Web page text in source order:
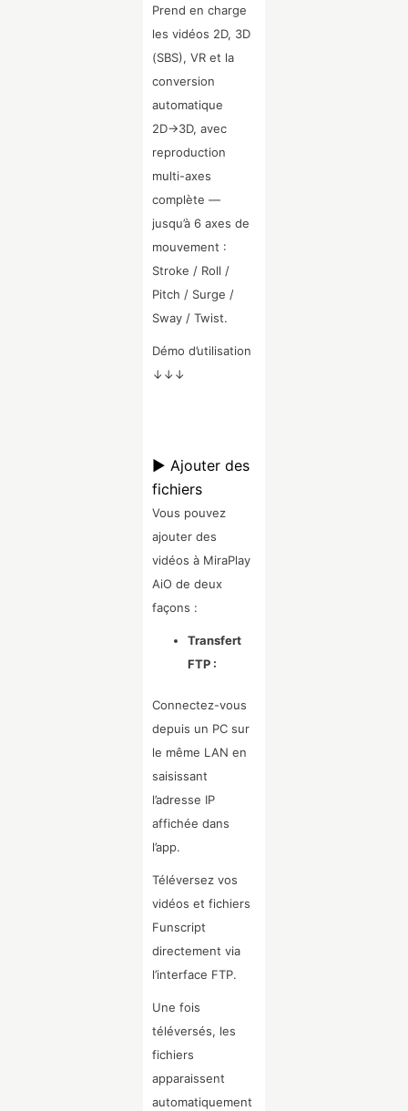
Prend en charge
les vidéos 2D, 3D
(SBS), VR et la
conversion
automatique
2D→3D, avec
reproduction
multi-axes
complète —
jusqu’à 6 axes de
mouvement :
Stroke / Roll /
Pitch / Surge /
Sway / Twist.
Démo d’utilisation
↓↓↓
▶ Ajouter des
fichiers
Vous pouvez
ajouter des
vidéos à MiraPlay
AiO de deux
façons :
Transfert
FTP :
Connectez-vous
depuis un PC sur
le même LAN en
saisissant
l’adresse IP
affichée dans
l’app.
Téléversez vos
vidéos et fichiers
Funscript
directement via
l’interface FTP.
Une fois
téléversés, les
fichiers
apparaissent
automatiquement